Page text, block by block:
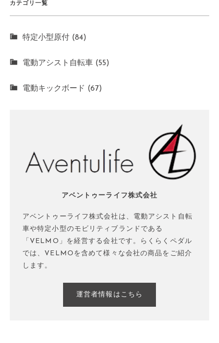
カテゴリ一覧
特定小型原付 (84)
電動アシスト自転車 (55)
電動キックボード (67)
アベントゥーライフ株式会社
アベントゥーライフ株式会社は、電動アシスト自転
車や特定小型のモビリティブランドである
「VELMO」を経営する会社です。らくらくペダル
では、VELMOを含めて様々な会社の商品をご紹介
します。
運営者情報はこちら